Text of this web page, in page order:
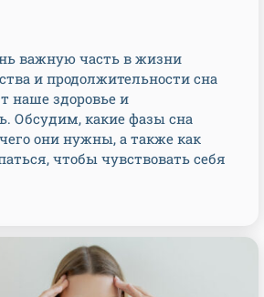
важную часть в жизни
и продолжительности сна
наше здоровье и
Обсудим, какие фазы сна
они нужны, а также как
чтобы чувствовать себя